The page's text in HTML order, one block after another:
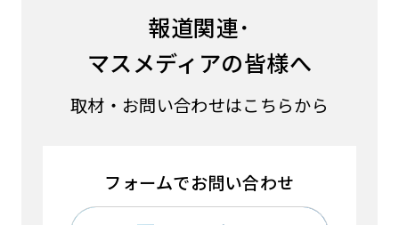
報道関連･
マスメディアの皆様へ
取材・お問い合わせはこちらから
フォームでお問い合わせ